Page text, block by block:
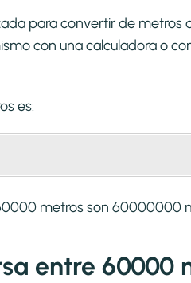
para convertir de metros
con una calculadora o
es:
metros son 60000000
entre 60000